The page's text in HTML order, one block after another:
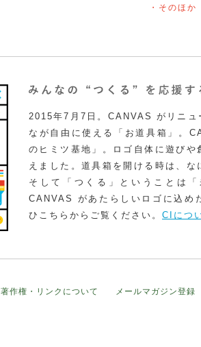
・そのほか
2015年7月7日。CANVAS がリニュ
なが自由に使える「お道具箱」。
のヒミツ基地」。ロゴ自体に遊び
えました。道具箱を開ける時は、
そして「つくる」ということは
CANVAS があたらしいロゴに込め
ひこちらからご覧ください。 CIにつ
著作権・リンクについて メールマガジン登録